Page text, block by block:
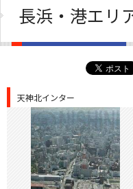
長浜・港エリ
天神北インター